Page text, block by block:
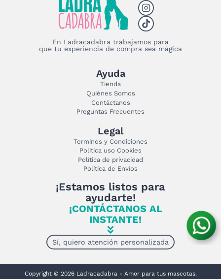
En Ladracadabra trabajamos para
que tu experiencia de compra sea mágica
Ayuda
Tienda
Quiénes Somos
Contáctanos
Preguntas Frecuentes
Legal
Terminos y Condiciones
Politica uso Cookies
Política de privacidad
Política de Envíos
¡Estamos listos para
ayudarte!
¡CONTÁCTANOS AL
INSTANTE!
Sí, quiero atención personalizada
Copyright © 2026 Ladracadabra - Amor para tus mascotas.